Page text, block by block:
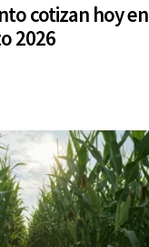
cotizan hoy en
2026